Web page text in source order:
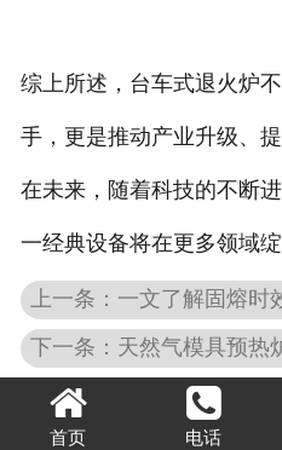
综上所述，台车式退火炉
手，更是推动产业升级、
在未来，随着科技的不断
一经典设备将在更多领域绽
上一条：​一文了解固熔时
下一条：天然气模具预热
首页 电话